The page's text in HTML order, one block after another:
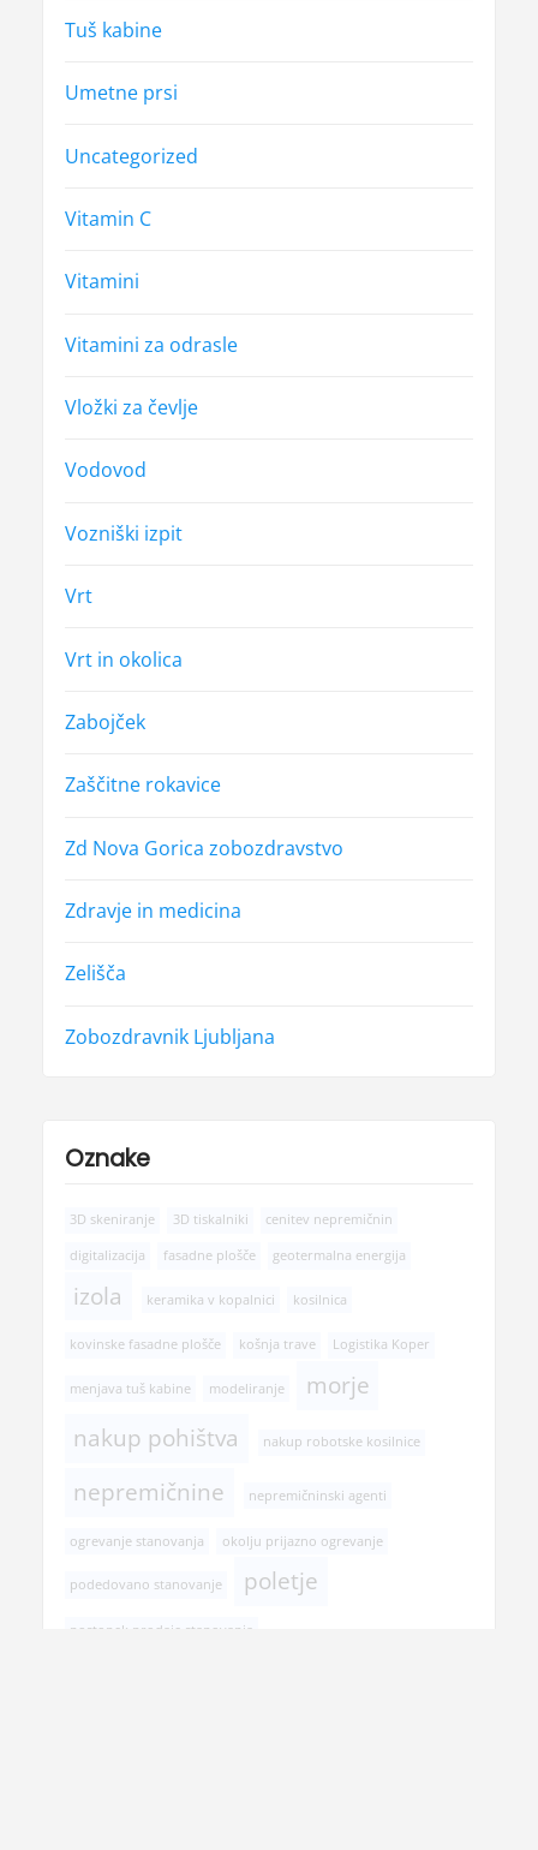
Tuš kabine
Umetne prsi
Uncategorized
Vitamin C
Vitamini
Vitamini za odrasle
Vložki za čevlje
Vodovod
Vozniški izpit
Vrt
Vrt in okolica
Zabojček
Zaščitne rokavice
Zd Nova Gorica zobozdravstvo
Zdravje in medicina
Zelišča
Zobozdravnik Ljubljana
Oznake
3D skeniranje 3D tiskalniki cenitev nepremičnin
digitalizacija fasadne plošče geotermalna energija
izola keramika v kopalnici kosilnica
kovinske fasadne plošče košnja trave Logistika Koper
menjava tuš kabine modeliranje
morje
nakup pohištva
nakup robotske kosilnice
nepremičnine nepremičninski agenti
ogrevanje stanovanja okolju prijazno ogrevanje
podedovano stanovanje poletje
postopek prodaje stanovanja